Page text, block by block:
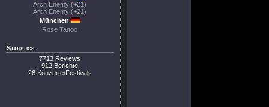
Arch Enemy (+21)
Arch Enemy (+21)
München
Rose Tattoo
Statistics
7713 Reviews
912 Berichte
26 Konzerte/Festivals